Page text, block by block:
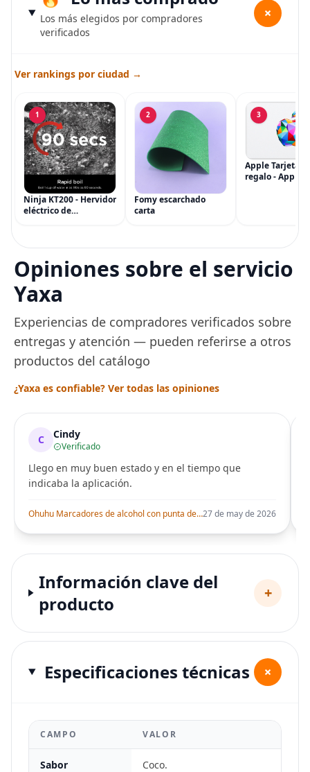
Los más elegidos por compradores
verificados
+
Ver rankings por ciudad →
1
Ninja KT200 - Hervidor
eléctrico de
ajuste de temperatura
de Acero
2
Fomy escarchado
carta
3
Apple Tarjeta
regalo - App
Opiniones sobre el servicio
Yaxa
Experiencias de compradores verificados sobre
entregas y atención — pueden referirse a otros
productos del catálogo
¿Yaxa es confiable? Ver todas las opiniones
C Cindy
Verificado
Llego en muy buen estado y en el tiempo que
indicaba la aplicación.
Ohuhu Marcadores de alcohol con punta de pincel – Juego de marcadores artísticos de doble punta con certificación AP para artistas adultos27 de may de 2026
Información clave del
producto
+
Especificaciones técnicas +
CAMPO VALOR
Sabor Coco.